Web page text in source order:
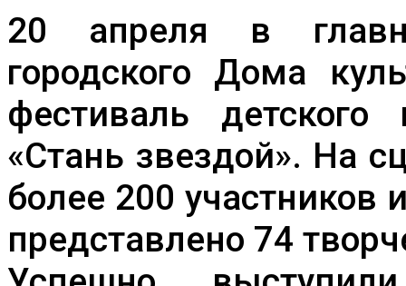
творчества
«Стань
20 апреля в
городского Дома
фестиваль
«Стань звездой». На
более 200 участников
представлено 74